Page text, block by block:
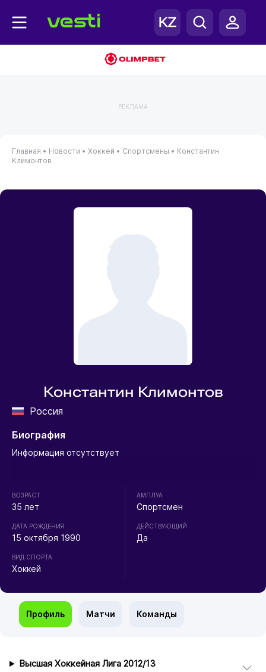
РЕКЛАМА
Главная • Новости • Хоккей • Спортсмены • Константин
Климонтов
Константин Климонтов
Россия
Биография
Информация отсутствует
ВОЗРАСТ
35 лет
ДАТА РОЖДЕНИЯ
15 октября 1990
ВИД СПОРТА
Хоккей
АМПЛУА
Спортсмен
ДЕЙСТВУЮЩИЙ
Да
Профиль Матчи Команды
Высшая Хоккейная Лига 2012/13